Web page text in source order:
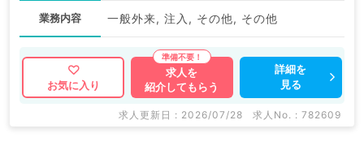
業務内容 一般外来, 注入, その他, その他
お気に入り
求人を
紹介してもらう
詳細を
見る
求人更新日 : 2026/07/28 求人No. : 782609